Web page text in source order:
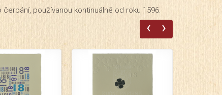
používanou kontinuálně od roku 1596.
‹ ›